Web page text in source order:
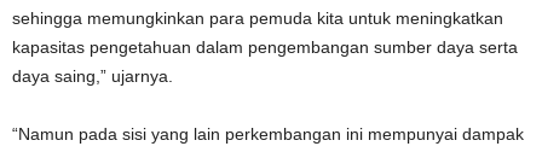
sehingga memungkinkan para pemuda kita untuk meningkatkan
kapasitas pengetahuan dalam pengembangan sumber daya serta
daya saing,” ujarnya.
“Namun pada sisi yang lain perkembangan ini mempunyai dampak